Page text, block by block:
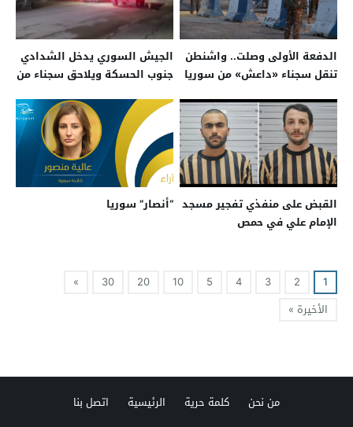
الدفعة الأولى وصلت.. واشنطن
تنقل سجناء «داعش» من سوريا
الجيش السوري يدخل الشدادي
جنوب الحسكة ويلاحق سجناء من
القبض على منفذي تفجير مسجد
الإمام علي في حمص
“أنصار” سوريا
1
2
3
4
5
10
20
30
»
الأخيرة »
من نحن كلمة حرية الرئيسية اتصل بنا